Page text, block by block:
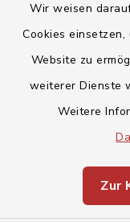
Wir weisen
Cookies
Website zu
weiterer Dienste
Weitere
Zur